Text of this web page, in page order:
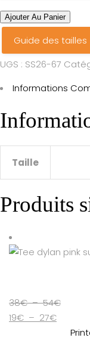
green
palms
quantité
Ajouter Au Panier
Guide des tailles
UGS : SS26-67
Informations
Taille
Produits
38€–54€Plage
prix :
19€ – 27€Plage